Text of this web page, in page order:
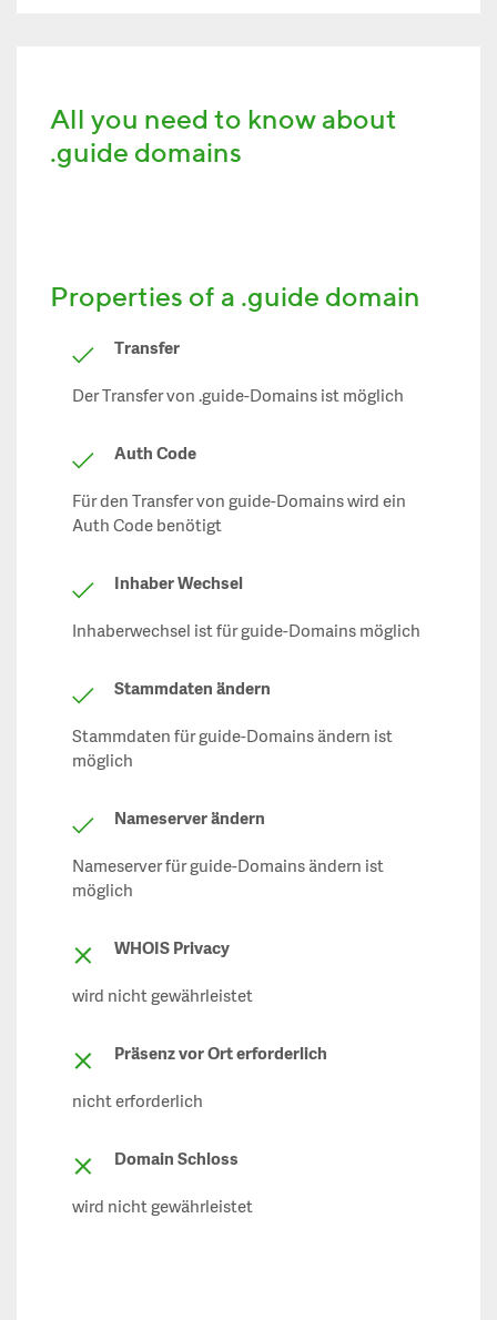
All you need to know about
.guide domains
Properties of a .guide domain
Transfer
Der Transfer von .guide-Domains ist möglich
Auth Code
Für den Transfer von guide-Domains wird ein
Auth Code benötigt
Inhaber Wechsel
Inhaberwechsel ist für guide-Domains möglich
Stammdaten ändern
Stammdaten für guide-Domains ändern ist
möglich
Nameserver ändern
Nameserver für guide-Domains ändern ist
möglich
WHOIS Privacy
wird nicht gewährleistet
Präsenz vor Ort erforderlich
nicht erforderlich
Domain Schloss
wird nicht gewährleistet